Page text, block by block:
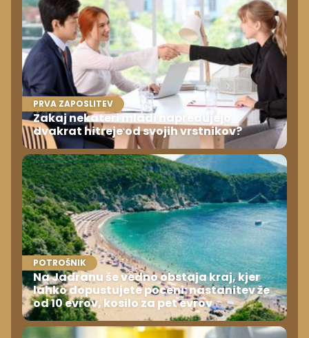
PRVA ZAPOSLITEV
Zakaj nekateri mladi napredujejo
dvakrat hitreje od svojih vrstnikov?
POTROŠNIK
Na Jadranu še vedno obstaja kraj, kjer
lahko dopustujete poceni: nastanitev že
od 10 evrov, kosilo za pet evrov